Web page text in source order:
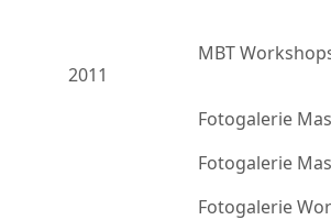
2011
MBT
Fotogalerie
Fotogalerie
Fotogalerie